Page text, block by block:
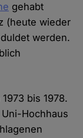
gehabt
(heute wieder
werden.
bis 1978.
Hochhaus